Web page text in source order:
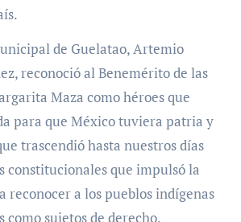
de Guelatao, Artemio
reconoció al Benemérito de las
Maza como héroes que
para que México tuviera patria y
trascendió hasta nuestros días
constitucionales que impulsó la
reconocer a los pueblos indígenas
como sujetos de derecho.